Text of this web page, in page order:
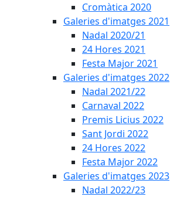
Cromàtica 2020
Galeries d'imatges 2021
Nadal 2020/21
24 Hores 2021
Festa Major 2021
Galeries d'imatges 2022
Nadal 2021/22
Carnaval 2022
Premis Licius 2022
Sant Jordi 2022
24 Hores 2022
Festa Major 2022
Galeries d'imatges 2023
Nadal 2022/23